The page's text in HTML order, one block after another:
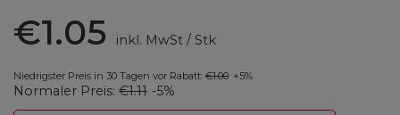
€1.05 inkl. MwSt/ Stk
Niedrigster Preis in 30 Tagen vor Rabatt: €1.00 +5%
Normaler Preis: €1.11 -5%